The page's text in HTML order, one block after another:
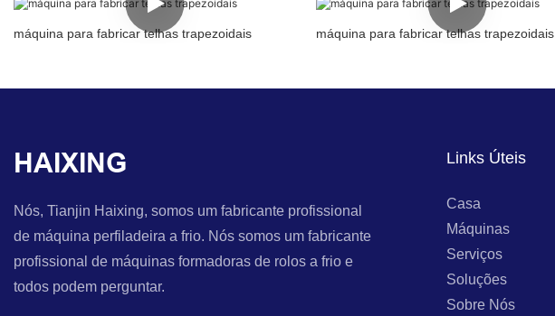
máquina para fabricar telhas trapezoidais máquina para fabricar telhas trapezoidais
HAIXING
Nós, Tianjin Haixing, somos um fabricante profissional
de máquina perfiladeira a frio. Nós somos um fabricante
profissional de máquinas formadoras de rolos a frio e
todos podem perguntar.
Links Úteis
Casa
Máquinas
Serviços
Soluções
Sobre Nós